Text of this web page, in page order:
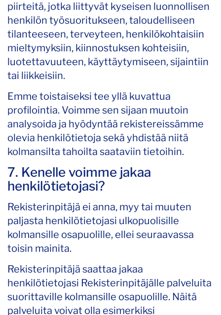
piirteitä, jotka liittyvät kyseisen luonnollisen
henkilön työsuoritukseen, taloudelliseen
tilanteeseen, terveyteen, henkilökohtaisiin
mieltymyksiin, kiinnostuksen kohteisiin,
luotettavuuteen, käyttäytymiseen, sijaintiin
tai liikkeisiin.
Emme toistaiseksi tee yllä kuvattua
profilointia. Voimme sen sijaan muutoin
analysoida ja hyödyntää rekistereissämme
olevia henkilötietoja sekä yhdistää niitä
kolmansilta tahoilta saataviin tietoihin.
7. Kenelle voimme jakaa
henkilötietojasi?
Rekisterinpitäjä ei anna, myy tai muuten
paljasta henkilötietojasi ulkopuolisille
kolmansille osapuolille, ellei seuraavassa
toisin mainita.
Rekisterinpitäjä saattaa jakaa
henkilötietojasi Rekisterinpitäjälle palveluita
suorittaville kolmansille osapuolille. Näitä
palveluita voivat olla esimerkiksi